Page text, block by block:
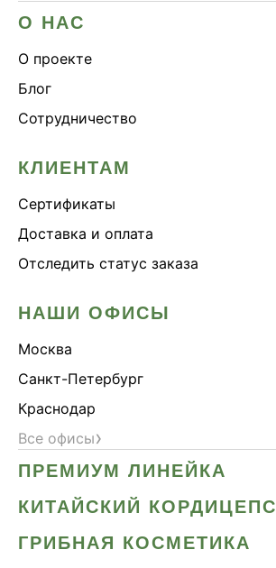
О НАС
О проекте
Блог
Сотрудничество
КЛИЕНТАМ
Сертификаты
Доставка и оплата
Отследить статус заказа
НАШИ ОФИСЫ
Москва
Санкт-Петербург
Краснодар
Все офисы›
ПРЕМИУМ ЛИНЕЙКА
КИТАЙСКИЙ КОРДИЦЕПС
ГРИБНАЯ КОСМЕТИКА